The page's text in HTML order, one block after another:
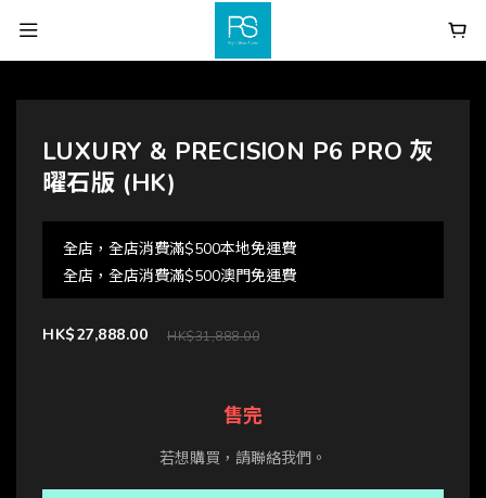
LUXURY & PRECISION P6 PRO 灰
曜石版 (HK)
全店，全店消費滿$500本地免運費
全店，全店消費滿$500澳門免運費
HK$31,888.00
HK$27,888.00
售完
若想購買，請聯絡我們。